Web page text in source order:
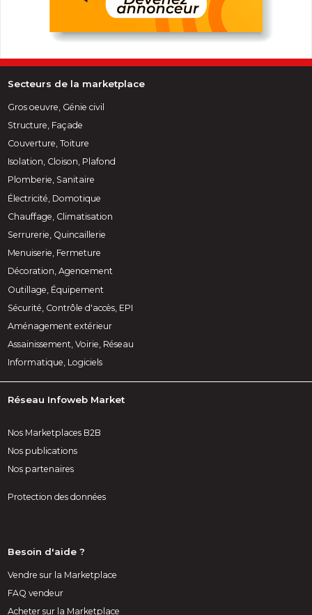
Secteurs de la marketplace
Gros oeuvre, Génie civil
Structure, Façade
Couverture, Toiture
Isolation, Cloison, Plafond
Plomberie, Sanitaire
Électricité, Domotique
Chauffage, Climatisation
Serrurerie, Quincaillerie
Menuiserie, Fermeture
Décoration, Agencement
Outillage, Équipement
Sécurité, Contrôle d'accès, EPI
Aménagement extérieur
Assainissement, Voirie, Réseau
Informatique, Logiciels
Réseau Infoweb Market
Nos Marketplaces B2B
Nos publications
Nos partenaires
Protection des données
Besoin d'aide ?
Vendre sur la Marketplace
FAQ vendeur
Acheter sur la Marketplace